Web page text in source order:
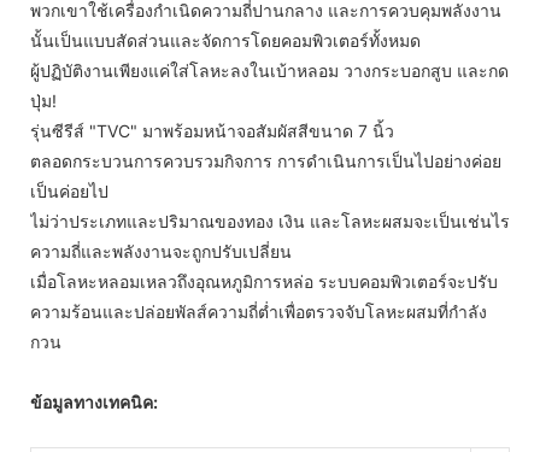
พวกเขาใช้เครื่องกำเนิดความถี่ปานกลาง และการควบคุมพลังงาน
นั้นเป็นแบบสัดส่วนและจัดการโดยคอมพิวเตอร์ทั้งหมด
ผู้ปฏิบัติงานเพียงแค่ใส่โลหะลงในเบ้าหลอม วางกระบอกสูบ และกด
ปุ่ม!
รุ่นซีรีส์ "TVC" มาพร้อมหน้าจอสัมผัสสีขนาด 7 นิ้ว
ตลอดกระบวนการควบรวมกิจการ การดำเนินการเป็นไปอย่างค่อย
เป็นค่อยไป
ไม่ว่าประเภทและปริมาณของทอง เงิน และโลหะผสมจะเป็นเช่นไร
ความถี่และพลังงานจะถูกปรับเปลี่ยน
เมื่อโลหะหลอมเหลวถึงอุณหภูมิการหล่อ ระบบคอมพิวเตอร์จะปรับ
ความร้อนและปล่อยพัลส์ความถี่ต่ำเพื่อตรวจจับโลหะผสมที่กำลัง
กวน
ข้อมูลทางเทคนิค: